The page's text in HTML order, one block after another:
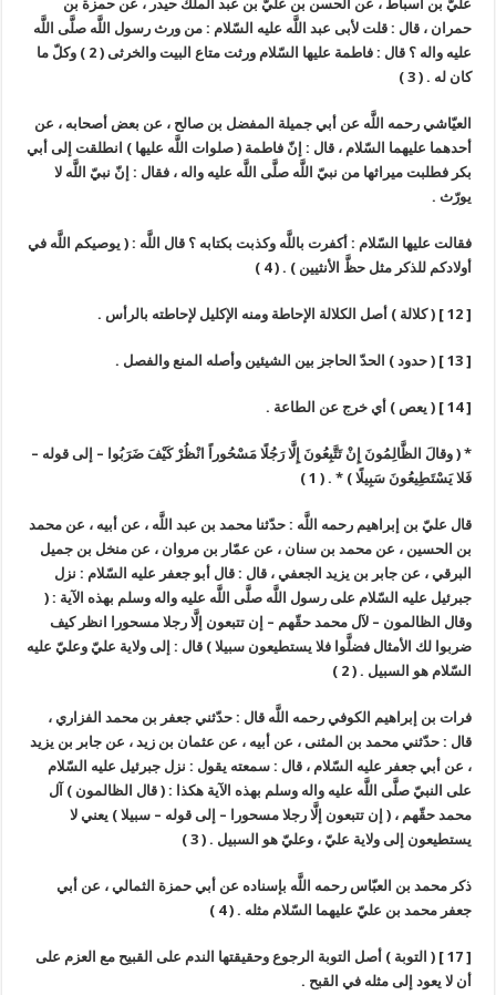
عليّ بن أسباط ، عن الحسن بن عليّ بن عبد الملك حيدر ، عن حمزة بن
حمران ، قال : قلت لأبى عبد اللَّه عليه السّلام : من ورث رسول اللَّه صلَّى اللَّه
عليه واله ؟ قال : فاطمة عليها السّلام ورثت متاع البيت والخرثى ( 2 ) وكلّ ما
كان له . ( 3 )
العيّاشي رحمه اللَّه عن أبي جميلة المفضل بن صالح ، عن بعض أصحابه ، عن
أحدهما عليهما السّلام ، قال : إنّ فاطمة ( صلوات اللَّه عليها ) انطلقت إلى أبي
بكر فطلبت ميراثها من نبيّ اللَّه صلَّى اللَّه عليه واله ، فقال : إنّ نبيّ اللَّه لا
يورّث .
فقالت عليها السّلام : أكفرت باللَّه وكذبت بكتابه ؟ قال اللَّه : ( يوصيكم اللَّه في
أولادكم للذكر مثل حظَّ الأنثيين ) . ( 4 )
[ 12 ] ( كلالة ) أصل الكلالة الإحاطة ومنه الإكليل لإحاطته بالرأس .
[ 13 ] ( حدود ) الحدّ الحاجز بين الشيئين وأصله المنع والفصل .
[ 14 ] ( يعص ) أي خرج عن الطاعة .
* ( وقالَ الظَّالِمُونَ إِنْ تَتَّبِعُونَ إِلَّا رَجُلًا مَسْحُوراً انْظُرْ كَيْفَ ضَرَبُوا – إلى قوله –
فَلا يَسْتَطِيعُونَ سَبِيلًا ) * . ( 1 )
قال عليّ بن إبراهيم رحمه اللَّه : حدّثنا محمد بن عبد اللَّه ، عن أبيه ، عن محمد
بن الحسين ، عن محمد بن سنان ، عن عمّار بن مروان ، عن منخل بن جميل
البرقي ، عن جابر بن يزيد الجعفي ، قال : قال أبو جعفر عليه السّلام : نزل
جبرئيل عليه السّلام على رسول اللَّه صلَّى اللَّه عليه واله وسلم بهذه الآية : (
وقال الظالمون – لآل محمد حقّهم – إن تتبعون إلَّا رجلا مسحورا انظر كيف
ضربوا لك الأمثال فضلَّوا فلا يستطيعون سبيلا ) قال : إلى ولاية عليّ وعليّ عليه
السّلام هو السبيل . ( 2 )
فرات بن إبراهيم الكوفي رحمه اللَّه قال : حدّثني جعفر بن محمد الفزاري ،
قال : حدّثني محمد بن المثنى ، عن أبيه ، عن عثمان بن زيد ، عن جابر بن يزيد
، عن أبي جعفر عليه السّلام ، قال : سمعته يقول : نزل جبرئيل عليه السّلام
على النبيّ صلَّى اللَّه عليه واله وسلم بهذه الآية هكذا : ( قال الظالمون ) آل
محمد حقّهم ، ( إن تتبعون إلَّا رجلا مسحورا – إلى قوله – سبيلا ) يعني لا
يستطيعون إلى ولاية عليّ ، وعليّ هو السبيل . ( 3 )
ذكر محمد بن العبّاس رحمه اللَّه بإسناده عن أبي حمزة الثمالي ، عن أبي
جعفر محمد بن عليّ عليهما السّلام مثله . ( 4 )
[ 17 ] ( التوبة ) أصل التوبة الرجوع وحقيقتها الندم على القبيح مع العزم على
أن لا يعود إلى مثله في القبح .